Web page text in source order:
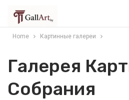
Home Картинные галереи
Галерея
Собрания